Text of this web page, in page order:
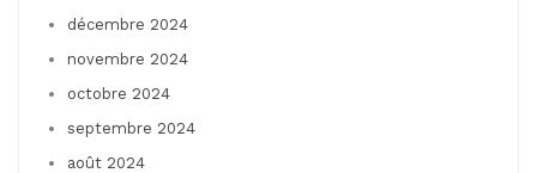
décembre 2024
novembre 2024
octobre 2024
septembre 2024
août 2024